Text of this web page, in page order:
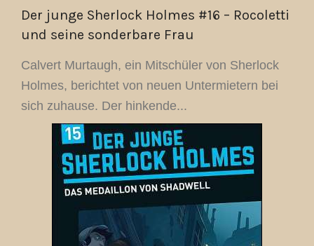
Der junge Sherlock Holmes #16 – Rocoletti
und seine sonderbare Frau
Calvert Murtaugh, ein Mitschüler von Sherlock
Holmes, berichtet von neuen Untermietern bei
sich zuhause. Der hinkende...